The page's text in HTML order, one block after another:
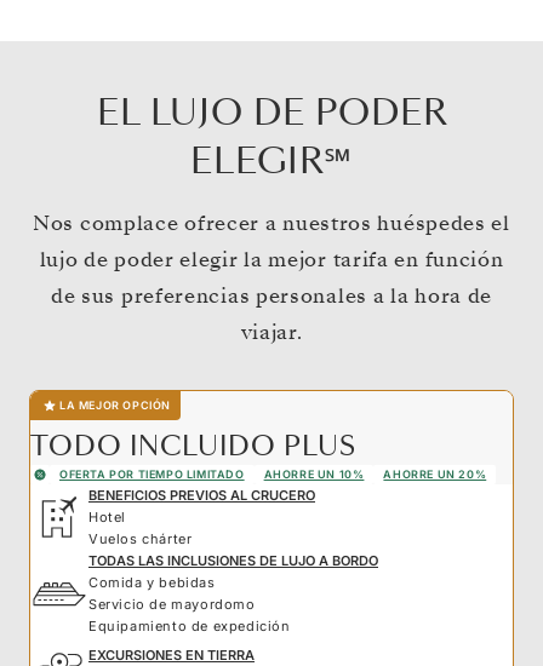
EL LUJO DE PODER
ELEGIR℠
Nos complace ofrecer a nuestros huéspedes el
lujo de poder elegir la mejor tarifa en función
de sus preferencias personales a la hora de
viajar.
LA MEJOR OPCIÓN
TODO INCLUIDO PLUS
OFERTA POR TIEMPO LIMITADO AHORRE UN 10% AHORRE UN 20%
BENEFICIOS PREVIOS AL CRUCERO
Hotel
Vuelos chárter
TODAS LAS INCLUSIONES DE LUJO A BORDO
Comida y bebidas
Servicio de mayordomo
Equipamiento de expedición
EXCURSIONES EN TIERRA